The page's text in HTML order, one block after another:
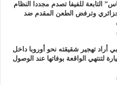
التابعة للفيفا تصدم مجددا النظام
وترفض الطعن المقدم ضد
أراد تهجير شقيقته نحو أوروبا داخل
لتنتهي الواقعة بوفاتها عند الوصول